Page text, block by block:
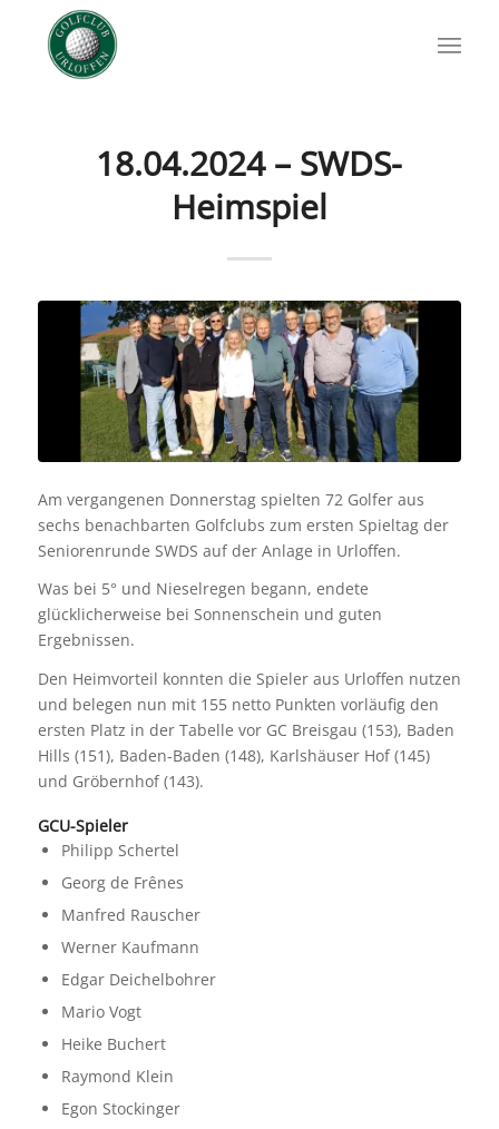
18.04.2024 – SWDS-
Heimspiel
Am vergangenen Donnerstag spielten 72 Golfer aus
sechs benachbarten Golfclubs zum ersten Spieltag der
Seniorenrunde SWDS auf der Anlage in Urloffen.
Was bei 5° und Nieselregen begann, endete
glücklicherweise bei Sonnenschein und guten
Ergebnissen.
Den Heimvorteil konnten die Spieler aus Urloffen nutzen
und belegen nun mit 155 netto Punkten vorläufig den
ersten Platz in der Tabelle vor GC Breisgau (153), Baden
Hills (151), Baden-Baden (148), Karlshäuser Hof (145)
und Gröbernhof (143).
GCU-Spieler
Philipp Schertel
Georg de Frênes
Manfred Rauscher
Werner Kaufmann
Edgar Deichelbohrer
Mario Vogt
Heike Buchert
Raymond Klein
Egon Stockinger